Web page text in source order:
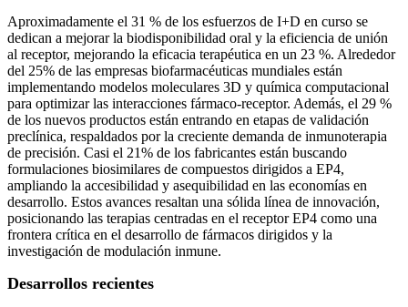
Aproximadamente el 31 % de los esfuerzos de I+D en curso se
dedican a mejorar la biodisponibilidad oral y la eficiencia de unión
al receptor, mejorando la eficacia terapéutica en un 23 %. Alrededor
del 25% de las empresas biofarmacéuticas mundiales están
implementando modelos moleculares 3D y química computacional
para optimizar las interacciones fármaco-receptor. Además, el 29 %
de los nuevos productos están entrando en etapas de validación
preclínica, respaldados por la creciente demanda de inmunoterapia
de precisión. Casi el 21% de los fabricantes están buscando
formulaciones biosimilares de compuestos dirigidos a EP4,
ampliando la accesibilidad y asequibilidad en las economías en
desarrollo. Estos avances resaltan una sólida línea de innovación,
posicionando las terapias centradas en el receptor EP4 como una
frontera crítica en el desarrollo de fármacos dirigidos y la
investigación de modulación inmune.
Desarrollos recientes